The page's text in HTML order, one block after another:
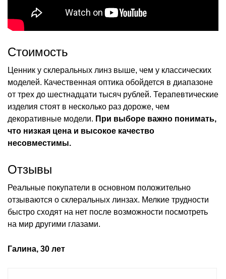
Стоимость
Ценник у склеральных линз выше, чем у классических
моделей. Качественная оптика обойдется в диапазоне
от трех до шестнадцати тысяч рублей. Терапевтические
изделия стоят в несколько раз дороже, чем
декоративные модели. При выборе важно понимать,
что низкая цена и высокое качество
несовместимы.
Отзывы
Реальные покупатели в основном положительно
отзываются о склеральных линзах. Мелкие трудности
быстро сходят на нет после возможности посмотреть
на мир другими глазами.
Галина, 30 лет